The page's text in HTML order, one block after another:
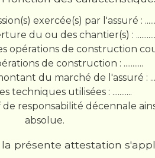
exercée(s) par l'assuré :
du ou des chantier(s) : ...........
de construction
de construction : ...........
du marché de l'assuré :
techniques utilisées : ...........
responsabilité décennale
absolue.
présente attestation